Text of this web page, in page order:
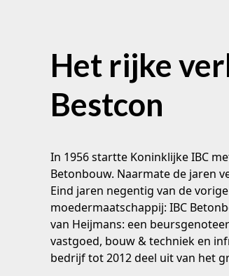
Het rijke
Bestcon
In 1956 startte Koninklijke IBC
Betonbouw. Naarmate de jaren
Eind jaren negentig van de
moedermaatschappij: IBC
van Heijmans: een
vastgoed, bouw & techniek en
bedrijf tot 2012 deel uit van het